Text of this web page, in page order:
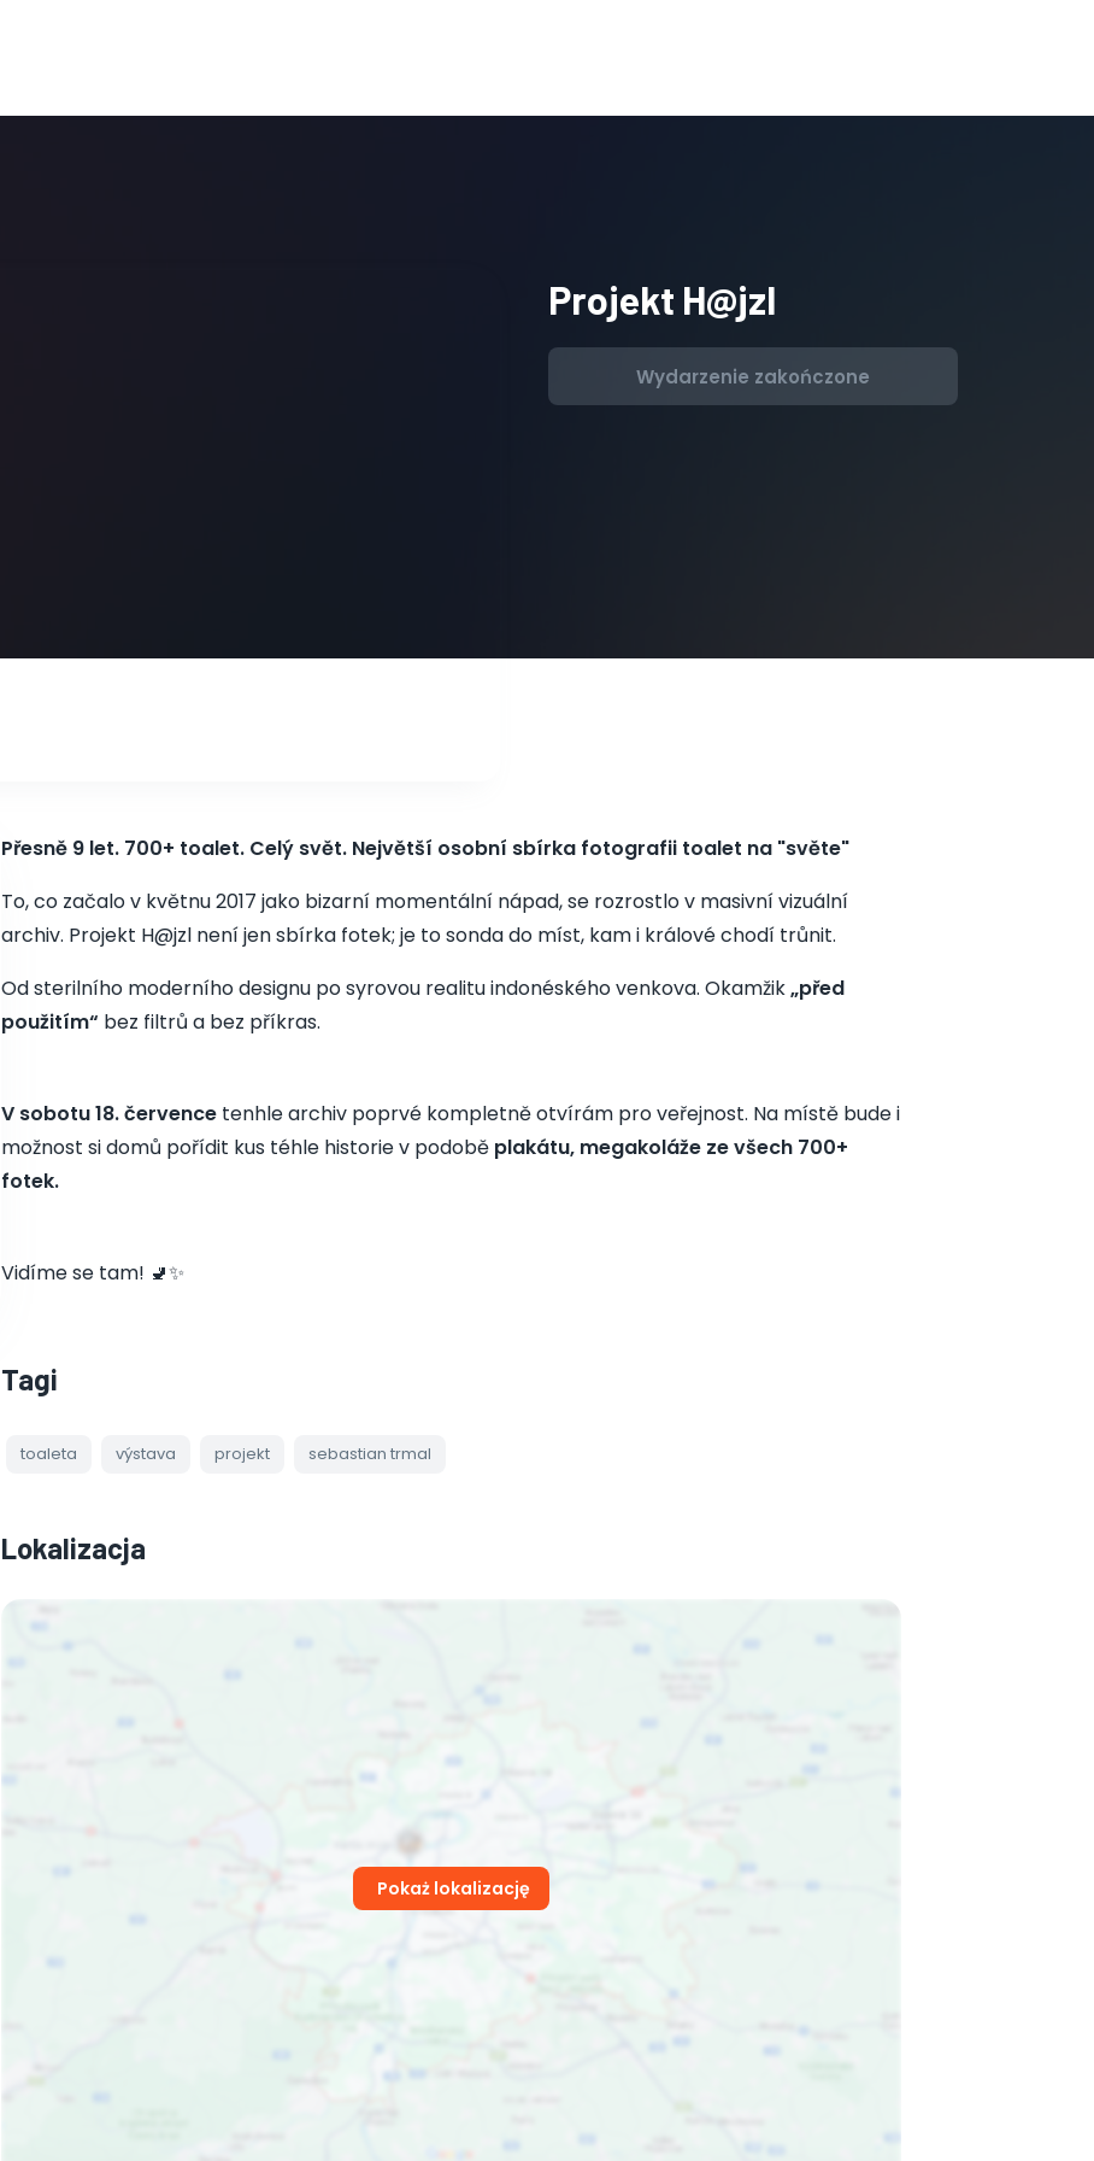
Projekt H@jzl
Wydarzenie zakończone
Přesně 9 let. 700+ toalet. Celý svět. Největší osobní sbírka fotografii toalet na "světe"
To, co začalo v květnu 2017 jako bizarní momentální nápad, se rozrostlo v masivní vizuální
archiv. Projekt H@jzl není jen sbírka fotek; je to sonda do míst, kam i králové chodí trůnit.
Od sterilního moderního designu po syrovou realitu indonéského venkova. Okamžik„před
použitím“ bez filtrů a bez příkras.
V sobotu 18. července tenhle archiv poprvé kompletně otvírám pro veřejnost. Na místě bude i
možnost si domů pořídit kus téhle historie v podobě plakátu, megakoláže ze všech 700+
fotek.
Vidíme se tam! 🚽✨
Tagi
toaleta výstava projekt sebastian trmal
Lokalizacja
Pokaż lokalizację